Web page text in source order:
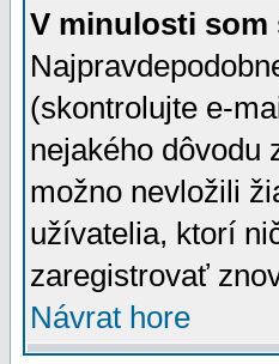
V minulosti som
(skontrolujte e-
nejakého dôvodu
možno nevložili
užívatelia, ktorí
zaregistrovať
Návrat hore